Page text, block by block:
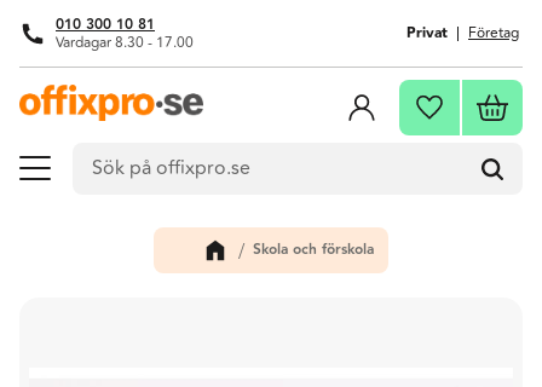
Meny
010 300 10 81
Vardagar 8.30 - 17.00 Privat Företag
Favoriter
Skola och förskola